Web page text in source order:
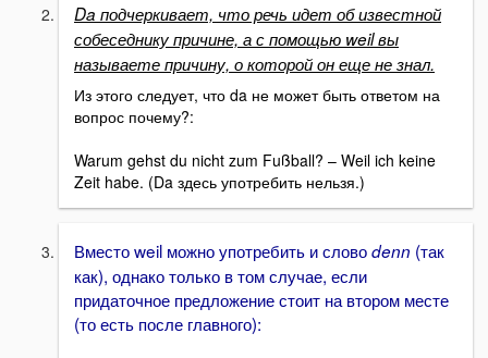
Da подчеркивает, что речь идет об известной
собеседнику причине, а с помощью weil вы
называете причину, о которой он еще не знал.
Из этого следует, что da не может быть ответом на
вопрос почему?:
Warum gehst du nicht zum Fußball? – Weil ich keine
Zeit habe. (Da здесь употребить нельзя.)
Вместо weil можно употребить и словоdenn (так
как), однако только в том случае, если
придаточное предложение стоит на втором месте
(то есть после главного):